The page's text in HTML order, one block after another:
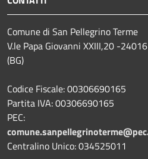
Comune di San Pellegrino Terme
V.le Papa Giovanni XXIII,20 -
(BG)
Codice Fiscale: 00306690165
Partita IVA: 00306690165
PEC:
Centralino Unico: 034525011